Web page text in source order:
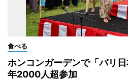
食べる
ホンコンガーデンで「バリ
年2000人超参加